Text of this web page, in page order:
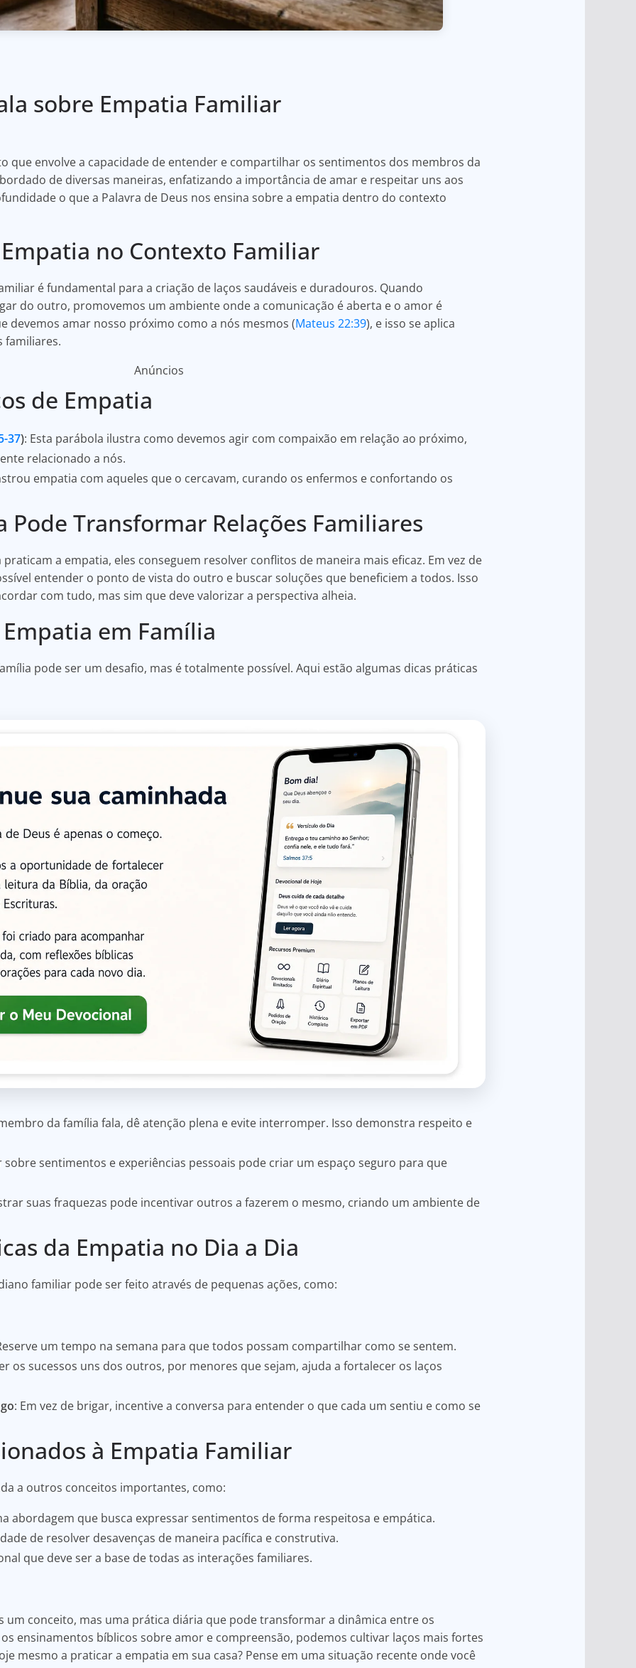
sobre Empatia Familiar
que envolve a capacidade de entender e compartilhar os sentimentos dos membros da
de diversas maneiras, enfatizando a importância de amar e respeitar uns aos
o que a Palavra de Deus nos ensina sobre a empatia dentro do contexto
no Contexto Familiar
é fundamental para a criação de laços saudáveis e duradouros. Quando
do outro, promovemos um ambiente onde a comunicação é aberta e o amor é
devemos amar nosso próximo como a nós mesmos (Mateus 22:39), e isso se aplica
familiares.
Anúncios
de Empatia
37): Esta parábola ilustra como devemos agir com compaixão em relação ao próximo,
relacionado a nós.
empatia com aqueles que o cercavam, curando os enfermos e confortando os
Pode Transformar Relações Familiares
a empatia, eles conseguem resolver conflitos de maneira mais eficaz. Em vez de
entender o ponto de vista do outro e buscar soluções que beneficiem a todos. Isso
com tudo, mas sim que deve valorizar a perspectiva alheia.
em Família
pode ser um desafio, mas é totalmente possível. Aqui estão algumas dicas práticas
da família fala, dê atenção plena e evite interromper. Isso demonstra respeito e
sobre sentimentos e experiências pessoais pode criar um espaço seguro para que
suas fraquezas pode incentivar outros a fazerem o mesmo, criando um ambiente de
da Empatia no Dia a Dia
familiar pode ser feito através de pequenas ações, como:
um tempo na semana para que todos possam compartilhar como se sentem.
os sucessos uns dos outros, por menores que sejam, ajuda a fortalecer os laços
: Em vez de brigar, incentive a conversa para entender o que cada um sentiu e como se
à Empatia Familiar
a outros conceitos importantes, como:
abordagem que busca expressar sentimentos de forma respeitosa e empática.
de resolver desavenças de maneira pacífica e construtiva.
que deve ser a base de todas as interações familiares.
um conceito, mas uma prática diária que pode transformar a dinâmica entre os
ensinamentos bíblicos sobre amor e compreensão, podemos cultivar laços mais fortes
mesmo a praticar a empatia em sua casa? Pense em uma situação recente onde você